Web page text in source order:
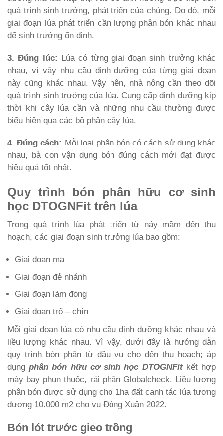
quá trình sinh trưởng, phát triển của chúng. Do đó, mỗi
giai đoạn lúa phát triển cần lượng phân bón khác nhau
để sinh trưởng ổn định.
3. Đúng lúc: Lúa có từng giai đoạn sinh trưởng khác
nhau, vì vậy nhu cầu dinh dưỡng của từng giai đoạn
này cũng khác nhau. Vậy nên, nhà nông cần theo dõi
quá trình sinh trưởng của lúa. Cung cấp dinh dưỡng kịp
thời khi cây lúa cần và những nhu cầu thường được
biểu hiện qua các bộ phận cây lúa.
4. Đúng cách: Mỗi loại phân bón có cách sử dụng khác
nhau, bà con vận dụng bón đúng cách mới đạt được
hiệu quả tốt nhất.
Quy trình bón phân hữu cơ sinh
học DTOGNFit trên lúa
Trong quá trình lúa phát triển từ nảy mầm đến thu
hoạch, các giai đoạn sinh trưởng lúa bao gồm:
Giai đoạn mạ
Giai đoạn đẻ nhánh
Giai đoạn làm đòng
Giai đoạn trổ – chín
Mỗi giai đoạn lúa có nhu cầu dinh dưỡng khác nhau và
liều lượng khác nhau. Vì vậy, dưới đây là hướng dẫn
quy trình bón phân từ đầu vụ cho đến thu hoạch; áp
dụngphân bón hữu cơ sinh học DTOGNFitkết hợp
máy bay phun thuốc, rải phân Globalcheck. Liều lượng
phân bón được sử dụng cho 1ha đất canh tác lúa tương
đương 10.000 m2 cho vụ Đông Xuân 2022.
Bón lót trước gieo trồng